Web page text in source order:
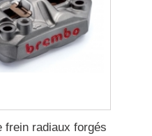
frein radiaux forgés